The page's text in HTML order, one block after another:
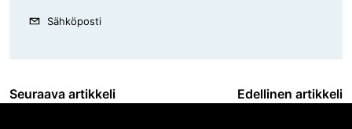
Sähköposti
Seuraava artikkeli Edellinen artikkeli